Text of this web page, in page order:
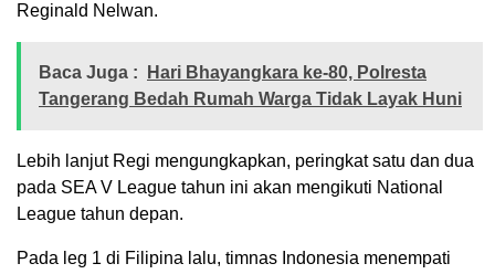
Reginald Nelwan.
Baca Juga :
Hari Bhayangkara ke-80, Polresta
Tangerang Bedah Rumah Warga Tidak Layak Huni
Lebih lanjut Regi mengungkapkan, peringkat satu dan dua
pada SEA V League tahun ini akan mengikuti National
League tahun depan.
Pada leg 1 di Filipina lalu, timnas Indonesia menempati